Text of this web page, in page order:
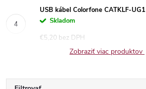
USB kábel Colorfone CATKLF-UG1
Skladom
€5,20 bez DPH
Zobraziť viac produktov